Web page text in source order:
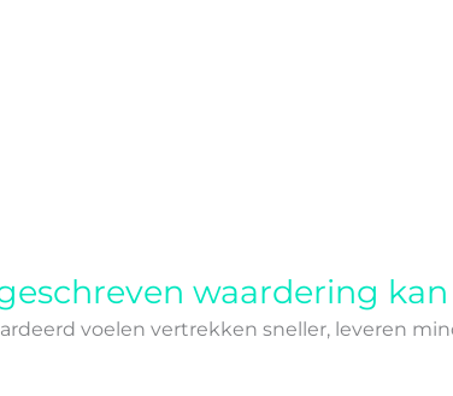
waardering kan
voelen vertrekken sneller, leveren